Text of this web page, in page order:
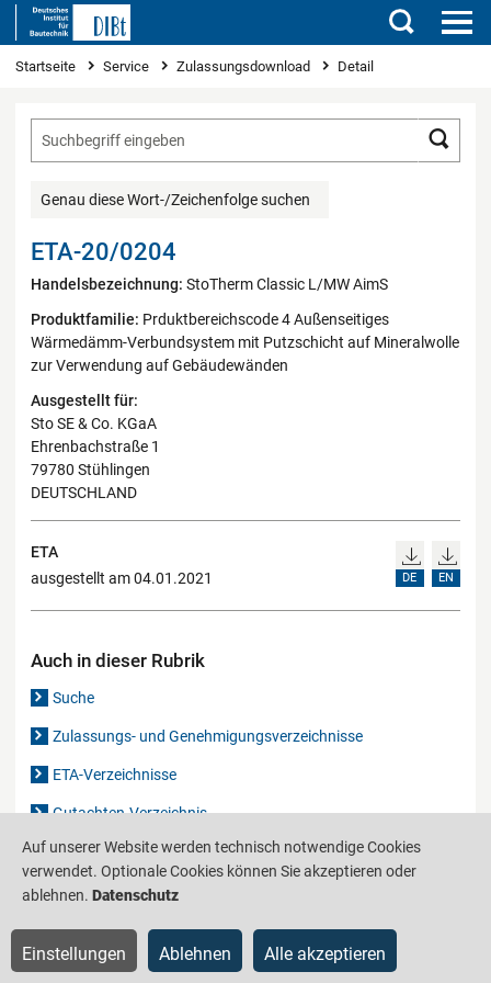
Suchen
Sie sind hier
Startseite Service Zulassungsdownload Detail
Genau diese Wort-/Zeichenfolge suchen
ETA-20/0204
Handelsbezeichnung: StoTherm Classic L/MW AimS
Produktfamilie: Prduktbereichscode 4 Außenseitiges
Wärmedämm-Verbundsystem mit Putzschicht auf Mineralwolle
zur Verwendung auf Gebäudewänden
Ausgestellt für:
Sto SE & Co. KGaA
Ehrenbachstraße 1
79780 Stühlingen
DEUTSCHLAND
ETA
ausgestellt am 04.01.2021
DE EN
Auch in dieser Rubrik
Suche
Zulassungs- und Genehmigungsverzeichnisse
ETA-Verzeichnisse
Gutachten-Verzeichnis
Produktinformationsstelle für das Bauwesen IS-ARGEBAU
Barrierefreiheit Datenschutz Impressum Sitemap
Auf unserer Website werden technisch notwendige Cookies
verwendet. Optionale Cookies können Sie akzeptieren oder
ablehnen. Datenschutz
Einstellungen Ablehnen Alle akzeptieren